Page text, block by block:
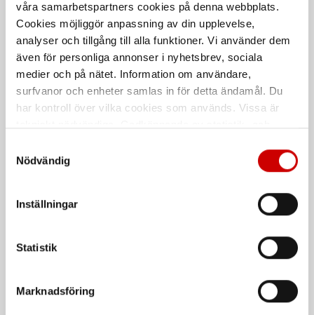
våra samarbetspartners cookies på denna webbplats.
Cookies möjliggör anpassning av din upplevelse,
analyser och tillgång till alla funktioner. Vi använder dem
även för personliga annonser i nyhetsbrev, sociala
medier och på nätet. Information om användare,
surfvanor och enheter samlas in för detta ändamål. Du
har kontroll över vilka cookies som används. Vissa är
länder utanför EU med olika dataskyddsnormer. Genom
att godkänna samtycker du till sådana överföringar. Läs
Nödvändig
Inställningar
Statistik
Marknadsföring
Pallbricka small
Pallningsbrickor för både temporär
och permanent pallning
Pallbricka XL
Pallningsbrickor för både temporär
och permanent pallning
De som köpte, köpte även
Kampanj
Våtservett för glasögon
Kampanj